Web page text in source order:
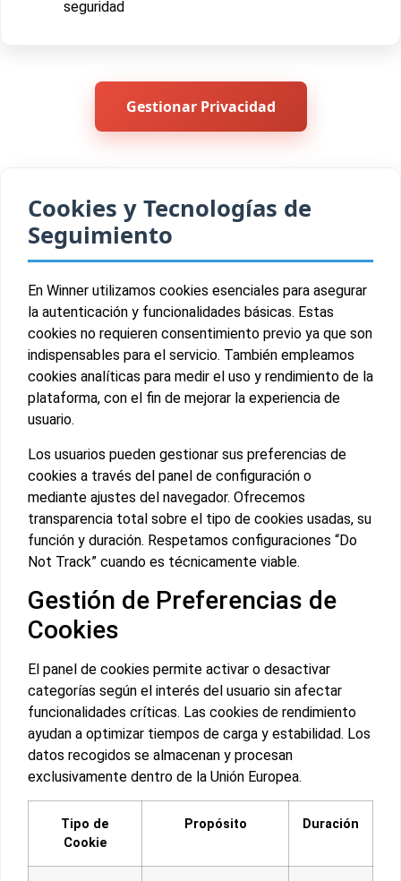
seguridad
Gestionar Privacidad
Cookies y Tecnologías de
Seguimiento
En Winner utilizamos cookies esenciales para asegurar
la autenticación y funcionalidades básicas. Estas
cookies no requieren consentimiento previo ya que son
indispensables para el servicio. También empleamos
cookies analíticas para medir el uso y rendimiento de la
plataforma, con el fin de mejorar la experiencia de
usuario.
Los usuarios pueden gestionar sus preferencias de
cookies a través del panel de configuración o
mediante ajustes del navegador. Ofrecemos
transparencia total sobre el tipo de cookies usadas, su
función y duración. Respetamos configuraciones “Do
Not Track” cuando es técnicamente viable.
Gestión de Preferencias de
Cookies
El panel de cookies permite activar o desactivar
categorías según el interés del usuario sin afectar
funcionalidades críticas. Las cookies de rendimiento
ayudan a optimizar tiempos de carga y estabilidad. Los
datos recogidos se almacenan y procesan
exclusivamente dentro de la Unión Europea.
Tipo de
Cookie
Propósito Duración